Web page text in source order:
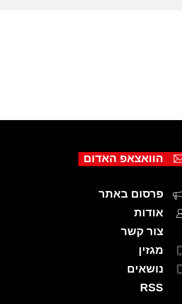
הוואצאפ האדום
פרסום באתר
אודות
צור קשר
מגזין
נושאים
RSS